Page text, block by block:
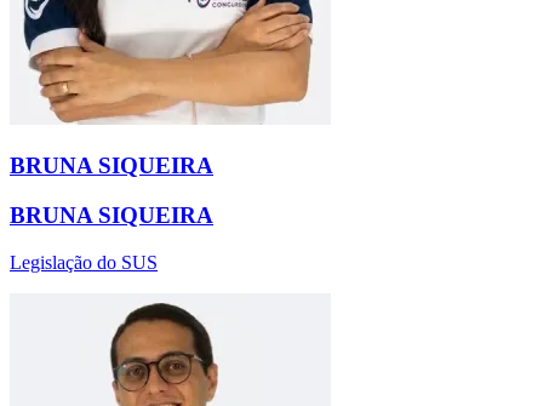
BRUNA SIQUEIRA
BRUNA SIQUEIRA
Legislação do SUS